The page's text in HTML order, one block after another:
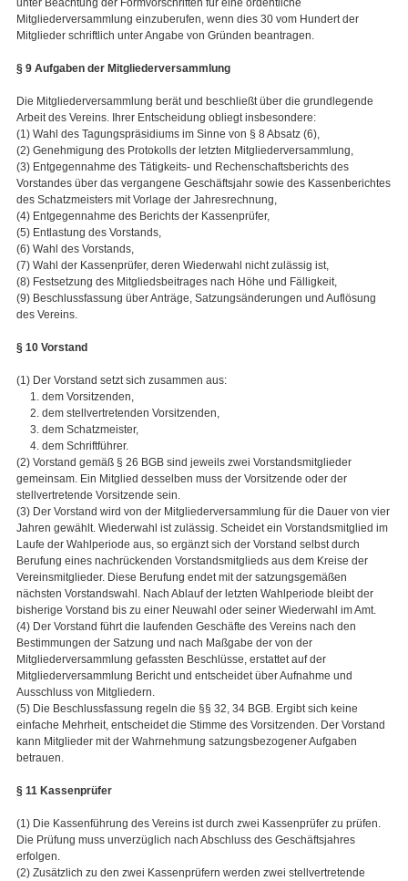
unter Beachtung der Formvorschriften für eine ordentliche
Mitgliederversammlung einzuberufen, wenn dies 30 vom Hundert der
Mitglieder schriftlich unter Angabe von Gründen beantragen.
§ 9 Aufgaben der Mitgliederversammlung
Die Mitgliederversammlung berät und beschließt über die grundlegende
Arbeit des Vereins. Ihrer Entscheidung obliegt insbesondere:
(1) Wahl des Tagungspräsidiums im Sinne von § 8 Absatz (6),
(2) Genehmigung des Protokolls der letzten Mitgliederversammlung,
(3) Entgegennahme des Tätigkeits- und Rechenschaftsberichts des
Vorstandes über das vergangene Geschäftsjahr sowie des Kassenberichtes
des Schatzmeisters mit Vorlage der Jahresrechnung,
(4) Entgegennahme des Berichts der Kassenprüfer,
(5) Entlastung des Vorstands,
(6) Wahl des Vorstands,
(7) Wahl der Kassenprüfer, deren Wiederwahl nicht zulässig ist,
(8) Festsetzung des Mitgliedsbeitrages nach Höhe und Fälligkeit,
(9) Beschlussfassung über Anträge, Satzungsänderungen und Auflösung
des Vereins.
§ 10 Vorstand
(1) Der Vorstand setzt sich zusammen aus:
1. dem Vorsitzenden,
2. dem stellvertretenden Vorsitzenden,
3. dem Schatzmeister,
4. dem Schriftführer.
(2) Vorstand gemäß § 26 BGB sind jeweils zwei Vorstandsmitglieder
gemeinsam. Ein Mitglied desselben muss der Vorsitzende oder der
stellvertretende Vorsitzende sein.
(3) Der Vorstand wird von der Mitgliederversammlung für die Dauer von vier
Jahren gewählt. Wiederwahl ist zulässig. Scheidet ein Vorstandsmitglied im
Laufe der Wahlperiode aus, so ergänzt sich der Vorstand selbst durch
Berufung eines nachrückenden Vorstandsmitglieds aus dem Kreise der
Vereinsmitglieder. Diese Berufung endet mit der satzungsgemäßen
nächsten Vorstandswahl. Nach Ablauf der letzten Wahlperiode bleibt der
bisherige Vorstand bis zu einer Neuwahl oder seiner Wiederwahl im Amt.
(4) Der Vorstand führt die laufenden Geschäfte des Vereins nach den
Bestimmungen der Satzung und nach Maßgabe der von der
Mitgliederversammlung gefassten Beschlüsse, erstattet auf der
Mitgliederversammlung Bericht und entscheidet über Aufnahme und
Ausschluss von Mitgliedern.
(5) Die Beschlussfassung regeln die §§ 32, 34 BGB. Ergibt sich keine
einfache Mehrheit, entscheidet die Stimme des Vorsitzenden. Der Vorstand
kann Mitglieder mit der Wahrnehmung satzungsbezogener Aufgaben
betrauen.
§ 11 Kassenprüfer
(1) Die Kassenführung des Vereins ist durch zwei Kassenprüfer zu prüfen.
Die Prüfung muss unverzüglich nach Abschluss des Geschäftsjahres
erfolgen.
(2) Zusätzlich zu den zwei Kassenprüfern werden zwei stellvertretende